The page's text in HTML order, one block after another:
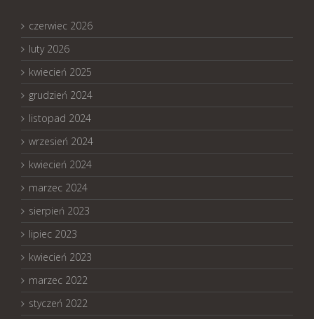
czerwiec 2026
luty 2026
kwiecień 2025
grudzień 2024
listopad 2024
wrzesień 2024
kwiecień 2024
marzec 2024
sierpień 2023
lipiec 2023
kwiecień 2023
marzec 2022
styczeń 2022